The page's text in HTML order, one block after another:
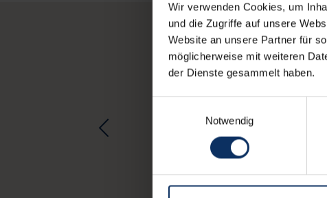
Wir verwenden Cookies, um
und die Zugriffe auf unsere
Website an unsere Partner für
möglicherweise mit weiteren
der Dienste gesammelt haben.
Notwendig